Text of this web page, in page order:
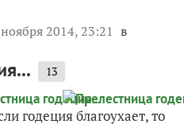
2014, 23:21 в
13
годеция благоухает, то